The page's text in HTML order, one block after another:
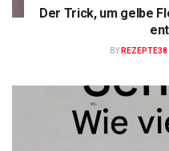
Der Trick, um gelbe
BY REZEPTE38